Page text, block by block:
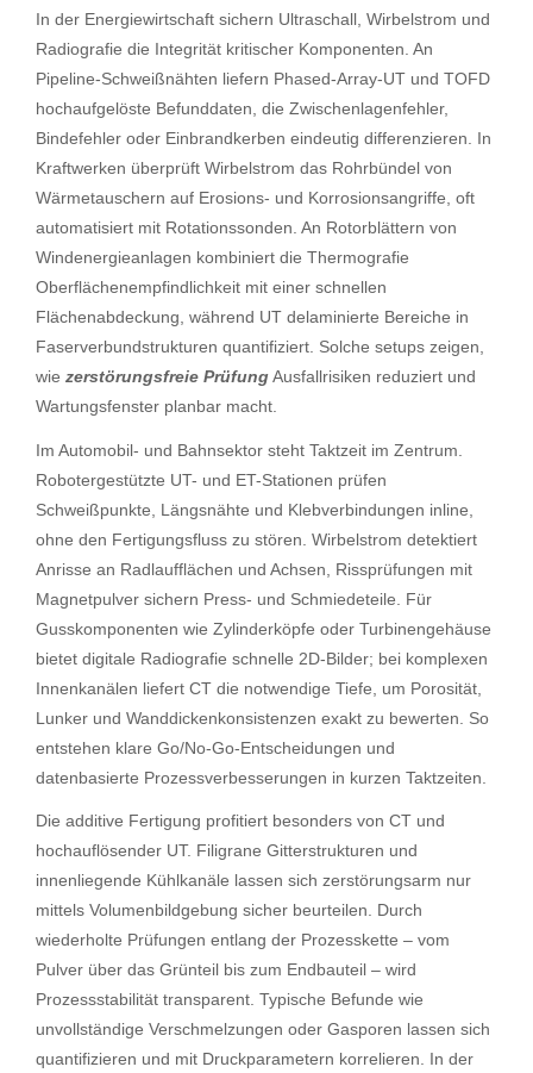
In der Energiewirtschaft sichern Ultraschall, Wirbelstrom und
Radiografie die Integrität kritischer Komponenten. An
Pipeline-Schweißnähten liefern Phased-Array-UT und TOFD
hochaufgelöste Befunddaten, die Zwischenlagenfehler,
Bindefehler oder Einbrandkerben eindeutig differenzieren. In
Kraftwerken überprüft Wirbelstrom das Rohrbündel von
Wärmetauschern auf Erosions- und Korrosionsangriffe, oft
automatisiert mit Rotationssonden. An Rotorblättern von
Windenergieanlagen kombiniert die Thermografie
Oberflächenempfindlichkeit mit einer schnellen
Flächenabdeckung, während UT delaminierte Bereiche in
Faserverbundstrukturen quantifiziert. Solche setups zeigen,
wie zerstörungsfreie PrüfungAusfallrisiken reduziert und
Wartungsfenster planbar macht.
Im Automobil- und Bahnsektor steht Taktzeit im Zentrum.
Robotergestützte UT- und ET-Stationen prüfen
Schweißpunkte, Längsnähte und Klebverbindungen inline,
ohne den Fertigungsfluss zu stören. Wirbelstrom detektiert
Anrisse an Radlaufflächen und Achsen, Rissprüfungen mit
Magnetpulver sichern Press- und Schmiedeteile. Für
Gusskomponenten wie Zylinderköpfe oder Turbinengehäuse
bietet digitale Radiografie schnelle 2D-Bilder; bei komplexen
Innenkanälen liefert CT die notwendige Tiefe, um Porosität,
Lunker und Wanddickenkonsistenzen exakt zu bewerten. So
entstehen klare Go/No-Go-Entscheidungen und
datenbasierte Prozessverbesserungen in kurzen Taktzeiten.
Die additive Fertigung profitiert besonders von CT und
hochauflösender UT. Filigrane Gitterstrukturen und
innenliegende Kühlkanäle lassen sich zerstörungsarm nur
mittels Volumenbildgebung sicher beurteilen. Durch
wiederholte Prüfungen entlang der Prozesskette – vom
Pulver über das Grünteil bis zum Endbauteil – wird
Prozessstabilität transparent. Typische Befunde wie
unvollständige Verschmelzungen oder Gasporen lassen sich
quantifizieren und mit Druckparametern korrelieren. In der